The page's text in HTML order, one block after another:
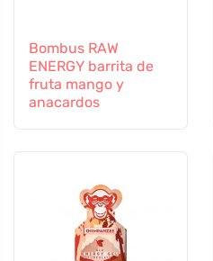
Bombus RAW
ENERGY barrita de
fruta mango y
anacardos